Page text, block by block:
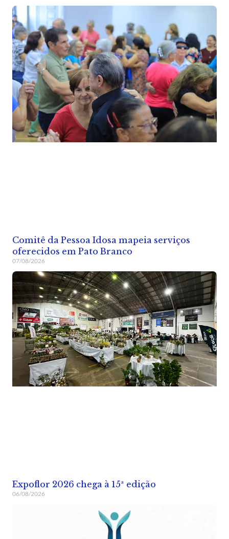
Comitê da Pessoa Idosa mapeia serviços
oferecidos em Pato Branco
07/08/2026
Expoflor 2026 chega à 15ª edição
06/08/2026